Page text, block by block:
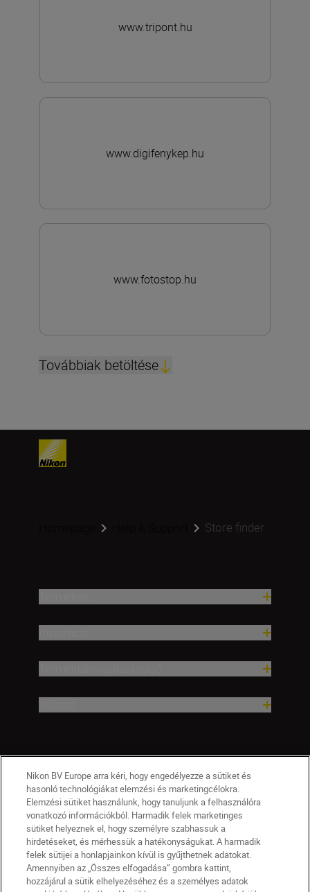
www.tripont.hu
www.digifenykep.hu
www.fotostop.hu
Továbbiak betöltése
Store finder
Nikon BV Europe arra kéri, hogy engedélyezze a sütiket és
hasonló technológiákat elemzési és marketingcélokra.
Elemzési sütiket használunk, hogy tanuljunk a felhasználóra
vonatkozó információkból. Harmadik felek marketinges
sütiket helyeznek el, hogy személyre szabhassuk a
hirdetéseket, és mérhessük a hatékonyságukat. A harmadik
felek sütijei a honlapjainkon kívül is gyűjthetnek adatokat.
Amennyiben az „Összes elfogadása” gombra kattint,
hozzájárul a sütik elhelyezéséhez és a személyes adatok